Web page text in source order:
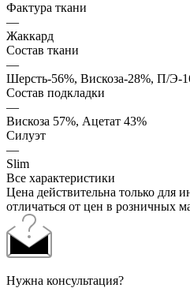
Фактура ткани
—
Жаккард
Состав ткани
—
Шерсть-56%, Вискоза-28%, П/Э-
Состав подкладки
—
Вискоза 57%, Ацетат 43%
Силуэт
—
Slim
Все характеристики
Цена действительна только для
отличаться от цен в розничных
Нужна консультация?